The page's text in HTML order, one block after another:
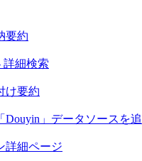
要約
詳細検索
け要約
Douyin」データソースを
詳細ページ